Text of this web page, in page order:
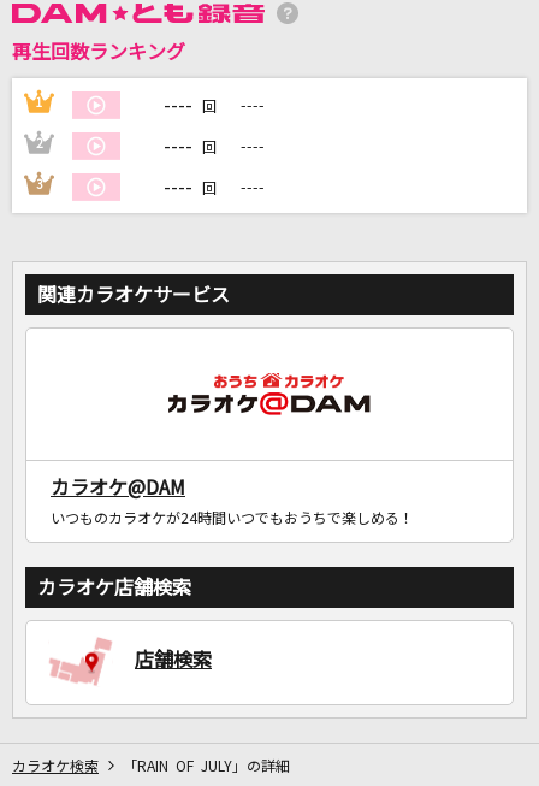
DAMに会員登録・ログインして
カラオケをもっと楽しもう！
再生回数ランキング
1 ---- 回 ----
2 ---- 回 ----
3 ---- 回 ----
関連カラオケサービス
カラオケ@DAM
いつものカラオケが24時間いつでもおうちで楽しめる！
カラオケ店舗検索
店舗検索
カラオケ検索 「RAIN OF JULY」の詳細